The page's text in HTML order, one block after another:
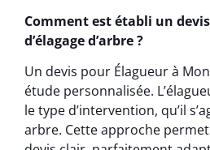
Comment est établi un
d’élagage d’arbre ?
Un devis pour Élagueur à
étude personnalisée.
le type d’intervention, qu’il
arbre. Cette approche